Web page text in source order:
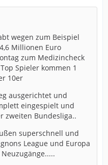
wegen zum Beispiel
Millionen Euro
zum Medizincheck
Spieler kommen 1
10er
ausgerichtet und
eingespielt und
zweiten Bundesliga..
superschnell und
League und Europa